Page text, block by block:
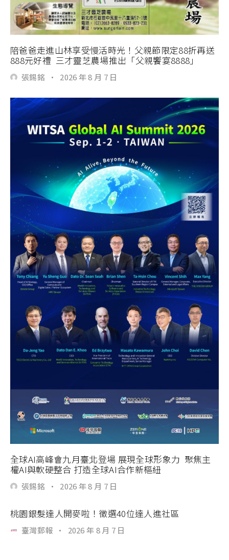
陪爸爸走進山林享受慢活時光！父親節限定88折再送
888元好禮 三才靈芝農場推出「父親饗宴8888」
張錫銘 · 2026 年 8 月 7 日
全球AI高峰會九月臺北登場 展現全球形象力 聚焦主
權AI與軟硬整合 打造全球AI合作新樞紐
張錫銘 · 2026 年 8 月 7 日
桃園銀髮達人開麥啦！徵選40位達人進社區
臺灣郵報 · 2026 年 8 月 7 日